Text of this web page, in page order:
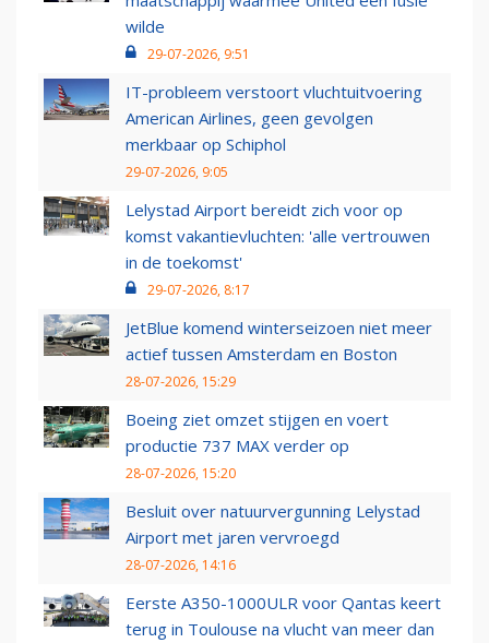
wilde
29-07-2026, 9:51
IT-probleem verstoort vluchtuitvoering
American Airlines, geen gevolgen
merkbaar op Schiphol
29-07-2026, 9:05
Lelystad Airport bereidt zich voor op
komst vakantievluchten: 'alle vertrouwen
in de toekomst'
29-07-2026, 8:17
JetBlue komend winterseizoen niet meer
actief tussen Amsterdam en Boston
28-07-2026, 15:29
Boeing ziet omzet stijgen en voert
productie 737 MAX verder op
28-07-2026, 15:20
Besluit over natuurvergunning Lelystad
Airport met jaren vervroegd
28-07-2026, 14:16
Eerste A350-1000ULR voor Qantas keert
terug in Toulouse na vlucht van meer dan